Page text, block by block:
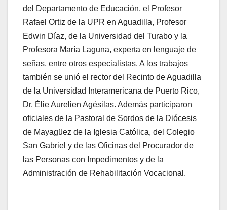
del Departamento de Educación, el Profesor
Rafael Ortiz de la UPR en Aguadilla, Profesor
Edwin Díaz, de la Universidad del Turabo y la
Profesora María Laguna, experta en lenguaje de
señas, entre otros especialistas. A los trabajos
también se unió el rector del Recinto de Aguadilla
de la Universidad Interamericana de Puerto Rico,
Dr. Élie Aurelien Agésilas. Además participaron
oficiales de la Pastoral de Sordos de la Diócesis
de Mayagüez de la Iglesia Católica, del Colegio
San Gabriel y de las Oficinas del Procurador de
las Personas con Impedimentos y de la
Administración de Rehabilitación Vocacional.